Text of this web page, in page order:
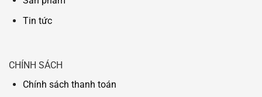
Tin tức
CHÍNH SÁCH
Chính sách thanh toán